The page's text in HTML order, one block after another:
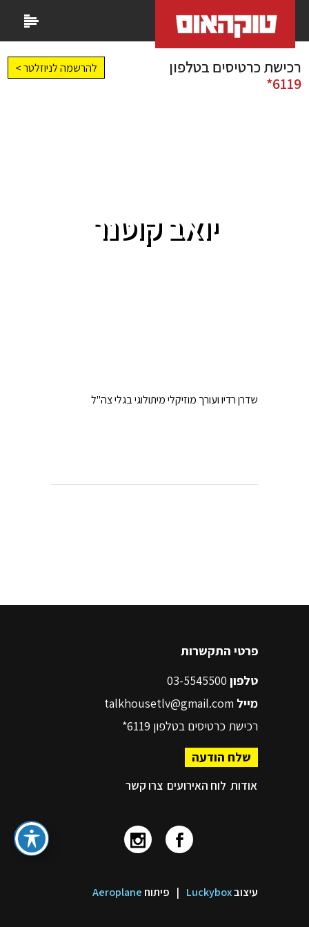
רכישת כרטיסים בטלפון
6119*
להרשמה לניוזלטר >
יואב קוטנר
שדרן רדיו ועורך מוזיקלי מיתולוגי בגלי צה"ל
פרטי התקשרות
טלפון
מייל talkhousetlv@gmail.com
רכישת כרטיסים בטלפון 6119*
שלח הודעה
אודות לוח האירועים צרו קשר
עיצובLuckybox
| פיתוח Aeroplane